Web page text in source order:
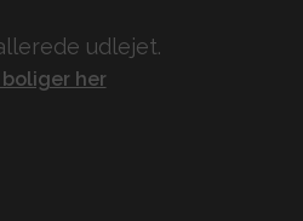
udlejet.
her